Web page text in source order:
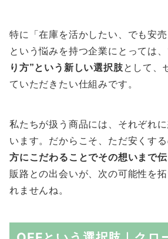
特に「在庫を活かしたい、でも安売
という悩みを持つ企業にとっては、
り方”という新しい選択肢として、
ていただきたい仕組みです。
私たちが扱う商品には、それぞれ
います。だからこそ、ただ安くする
方にこだわることでその想いまで伝
販路との出会いが、次の可能性を
れませんね。